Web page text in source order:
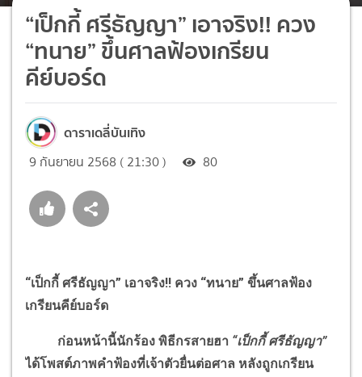
“เป็กกี้ ศรีธัญญา” เอาจริง!! ควง
“ทนาย” ขึ้นศาลฟ้องเกรียน
คีย์บอร์ด
ดาราเดลี่บันเทิง
9 กันยายน 2568 ( 21:30 ) 80
“เป็กกี้ ศรีธัญญา” เอาจริง!! ควง “ทนาย” ขึ้นศาลฟ้อง
เกรียนคีย์บอร์ด
ก่อนหน้านี้นักร้อง พิธีกรสายฮา “เป็กกี้ ศรีธัญญา”
ได้โพสต์ภาพคำฟ้องที่เจ้าตัวยื่นต่อศาล หลังถูกเกรียน